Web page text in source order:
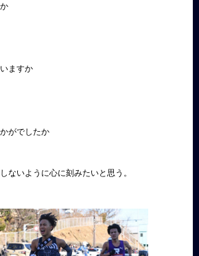
ますか
がでしたか
ないように心に刻みたいと思う。